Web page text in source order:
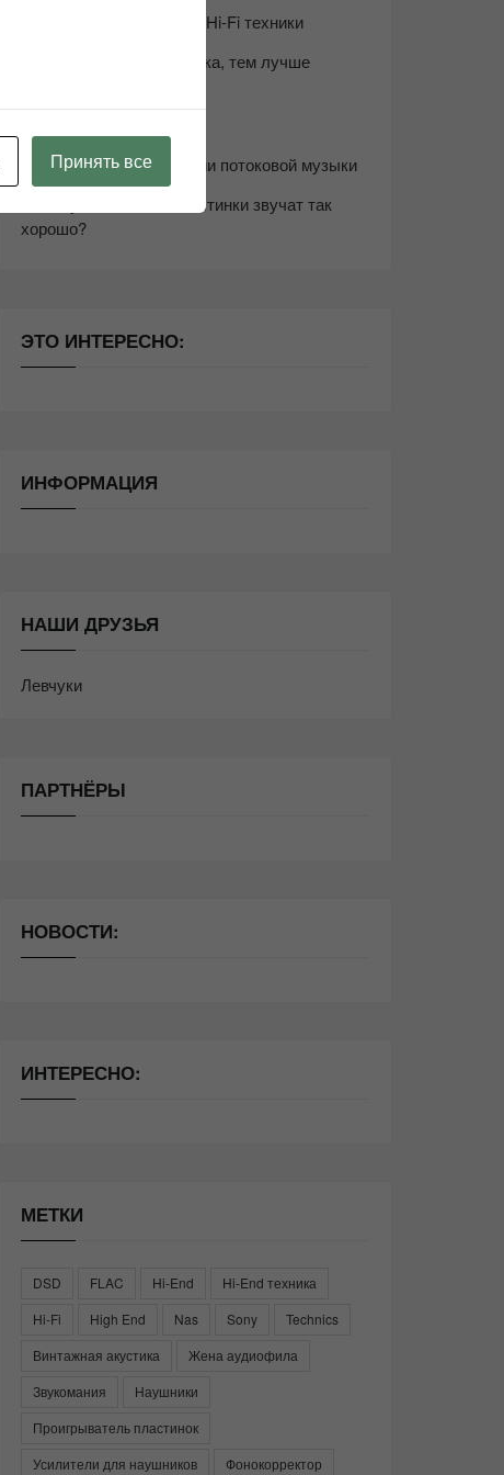
Возьмите друга в салон Hi-Fi техники
Чем дороже аудиотехника, тем лучше
10 способов оптимизации потоковой музыки
Почему виниловые пластинки звучат так
хорошо?
ЭТО ИНТЕРЕСНО:
ИНФОРМАЦИЯ
НАШИ ДРУЗЬЯ
Левчуки
ПАРТНЁРЫ
НОВОСТИ:
ИНТЕРЕСНО:
МЕТКИ
DSD FLAC Hi-End
Hi-End техника
Hi-Fi
High End Nas Sony
Technics
Винтажная акустика
Жена аудиофила
Звукомания
Наушники
Проигрыватель пластинок
Усилители для наушников
Фонокорректор
Принять все